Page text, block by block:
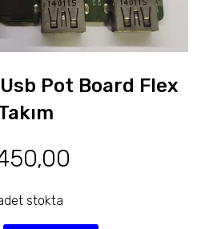
Pot Board Flex
stokta